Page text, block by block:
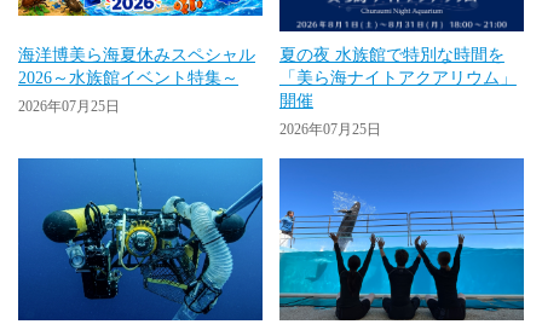
海洋博美ら海夏休みスペシャル
2026～水族館イベント特集～
2026年07月25日
夏の夜 水族館で特別な時間を
「美ら海ナイトアクアリウム」
開催
2026年07月25日